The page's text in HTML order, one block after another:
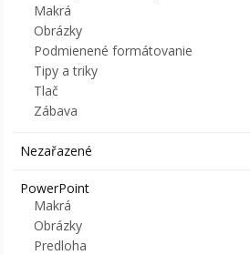
Makrá
Obrázky
Podmienené formátovanie
Tipy a triky
Tlač
Zábava
Nezařazené
PowerPoint
Makrá
Obrázky
Predloha